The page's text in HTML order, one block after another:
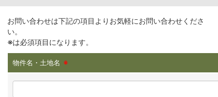
お問い合わせは下記の項目よりお気軽にお問い合わせくださ
い。
※は必須項目になります。
物件名・土地名 ※